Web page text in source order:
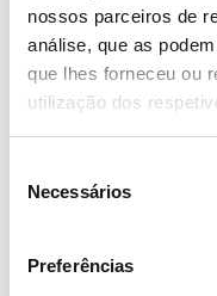
nossos parceiros de
análise, que as
que lhes forneceu ou
utilização dos
Necessários
Preferências
No dia
um